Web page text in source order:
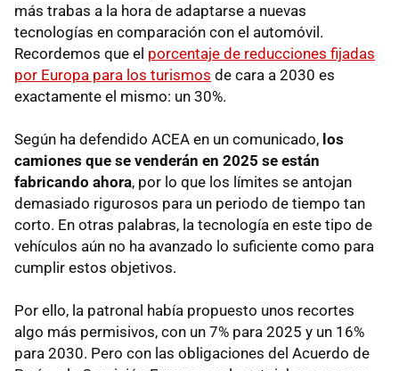
más trabas a la hora de adaptarse a nuevas
tecnologías en comparación con el automóvil.
Recordemos que el porcentaje de reducciones fijadas
por Europa para los turismos de cara a 2030 es
exactamente el mismo: un 30%.
Según ha defendido ACEA en un comunicado, los
camiones que se venderán en 2025 se están
fabricando ahora, por lo que los límites se antojan
demasiado rigurosos para un periodo de tiempo tan
corto. En otras palabras, la tecnología en este tipo de
vehículos aún no ha avanzado lo suficiente como para
cumplir estos objetivos.
Por ello, la patronal había propuesto unos recortes
algo más permisivos, con un 7% para 2025 y un 16%
para 2030. Pero con las obligaciones del Acuerdo de